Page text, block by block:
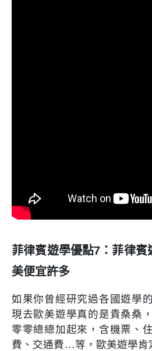
菲律賓遊學優點7：菲律賓
美便宜許多
如果你曾經研究過各國遊學
現去歐美遊學真的是貴桑桑
零零總總加起來，含機票、
費、交通費…等，歐美遊學肯